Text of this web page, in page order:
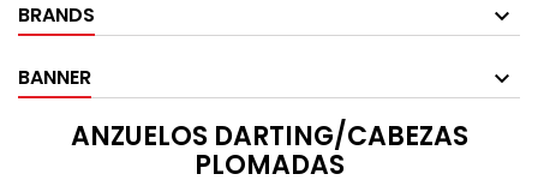
BRANDS
BANNER
ANZUELOS DARTING/CABEZAS
PLOMADAS